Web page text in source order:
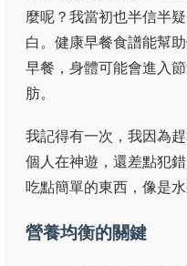
麼呢？我當初也半信半
白。健康早餐食譜能幫
早餐，身體可能會進入
肪。
我記得有一次，我因為
個人在神遊，還差點犯
吃點簡單的東西，像是
營養均衡的關鍵